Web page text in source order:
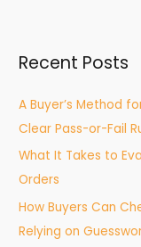
c
f
o
r
:
Recent Posts
A Buyer’s Method
Clear Pass-or-Fail
What It Takes to
Orders
How Buyers Can
Relying on